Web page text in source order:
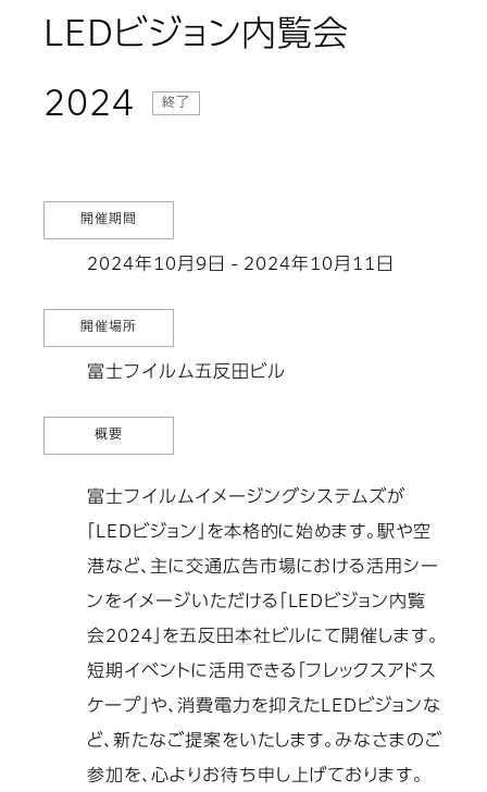
LEDビジョン内覧会
2024
終了
開催期間
2024年10月9日 - 2024年10月11日
開催場所
富士フイルム五反田ビル
概要
富士フイルムイメージングシステムズが
「LEDビジョン」を本格的に始めます。駅や空
港など、主に交通広告市場における活用シー
ンをイメージいただける「LEDビジョン内覧
会2024」を五反田本社ビルにて開催します。
短期イベントに活用できる「フレックスアドス
ケープ」や、消費電力を抑えたLEDビジョンな
ど、新たなご提案をいたします。みなさまのご
参加を、心よりお待ち申し上げております。